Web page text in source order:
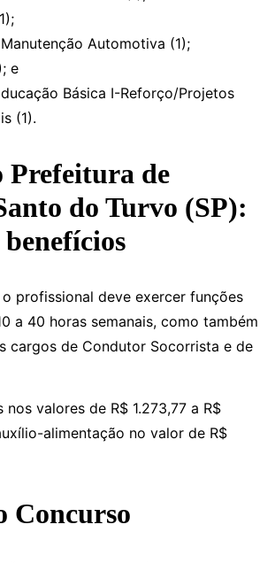
Automotiva (1);
e
Básica I-Reforço/Projetos
(1).
Prefeitura de
do Turvo (SP):
profissional deve exercer funções
a 40 horas semanais, como também
cargos de Condutor Socorrista e de
nos valores de R$ 1.273,77 a R$
alimentação no valor de R$
Concurso